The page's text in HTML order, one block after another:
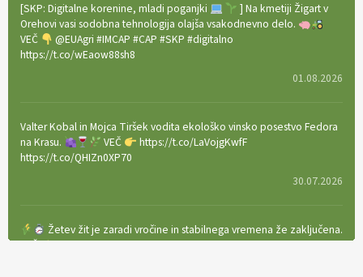
[SKP: Digitalne korenine, mladi poganjki
] Na kmetiji Žigart v
Orehovi vasi sodobna tehnologija olajša vsakodnevno delo.
VEČ
@EUAgri #IMCAP #CAP #SKP #digitalno
https://t.co/wEaow88sh8
01.08.2026
Valter Kobal in Mojca Tiršek vodita ekološko vinsko posestvo Fedora
na Krasu.
VEČ
https://t.co/LaVojgKwfF
https://t.co/QHIZn0XP70
30.07.2026
Žetev žit je zaradi vročine in stabilnega vremena že zaključena.
VEČ
https://t.co/bBWaIz6Hhh https://t.co/TtKoOF5ENS